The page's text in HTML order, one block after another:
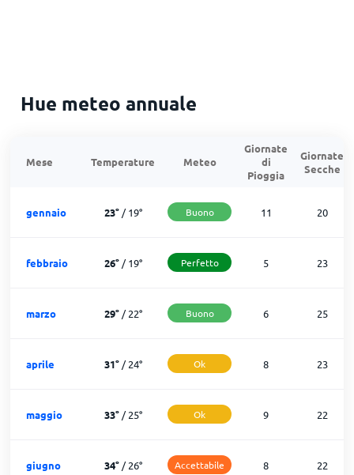
Hue meteo annuale
Mese Temperature Meteo
Giornate
di
Pioggia
Giornate
Secche
gennaio 23°/19° Buono 11 20
febbraio 26°/19° Perfetto 5 23
marzo 29°/22° Buono 6 25
aprile 31°/24° Ok 8 23
maggio 33°/25° Ok 9 22
giugno 34°/26° Accettabile 8 22